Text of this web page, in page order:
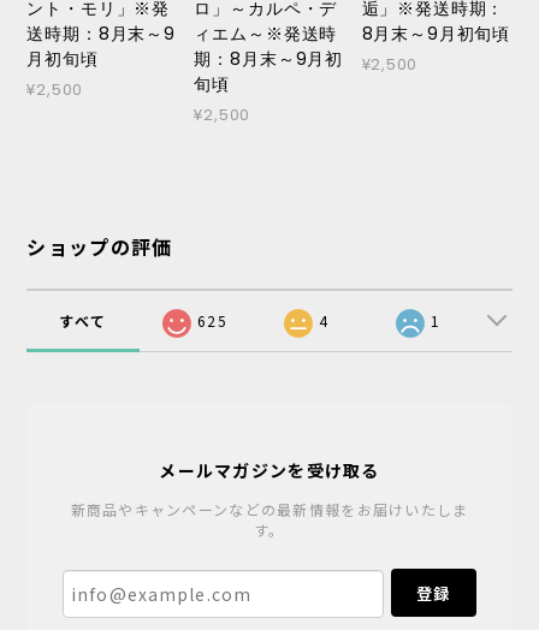
ント・モリ」※発
送時期：8月末～9
月初旬頃
¥2,500
ロ」～カルペ・デ
ィエム～※発送時
期：8月末～9月初
旬頃
¥2,500
逅」※発送時期：
8月末～9月初旬頃
¥2,500
ショップの評価
すべて 625 4 1
メールマガジンを受け取る
新商品やキャンペーンなどの最新情報をお届けいたしま
す。
登録